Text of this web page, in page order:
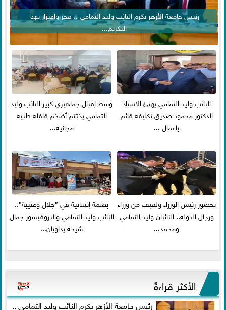
رئيس جامعة الأزهر يكرم النائب وليد التمامي .. فخر واعتزاز بهذا
التكريم...
النائب وليد التمامي يهنئ الاستاذ
الدكتور محمود صديق تكليفة قائم
باعمال ...
وسط إقبال جماهيري كبير النائب وليد
التمامي يختتم أضخم قافلة طبية
مجانية...
بحضور رئيس الوزراء ولفيف من وزراء
ورجال الدولة.. النائبان وليد التمامي
ومحمد...
بصمة إنسانية في ”جلال وعتيبة”..
النائب وليد التمامي والبروفيسور جمال
شيحة يداويان...
الأكثر قراءةً
رئيس جامعة الأزهر يكرم النائب وليد التمامي ..